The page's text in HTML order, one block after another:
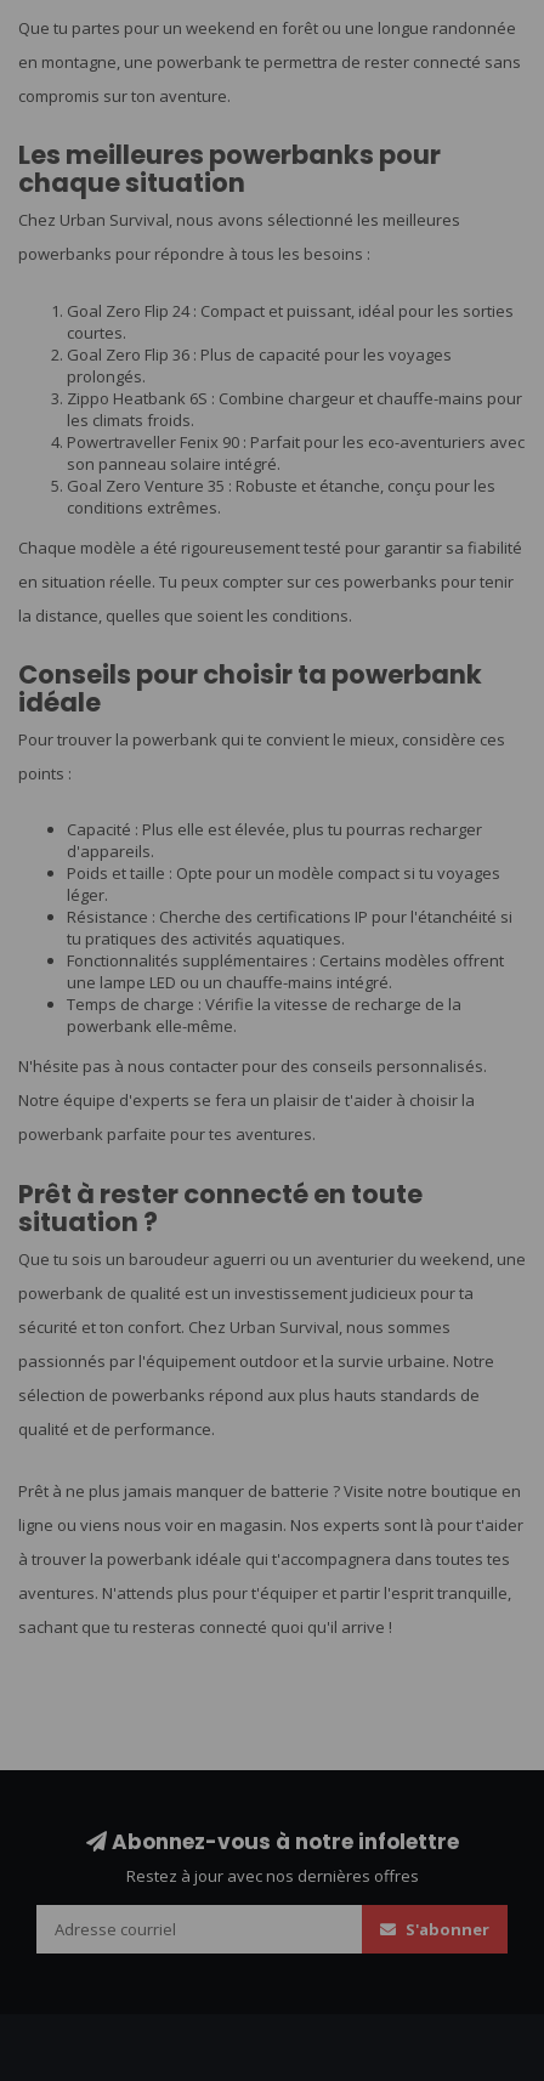
Que tu partes pour un weekend en forêt ou une longue randonnée
en montagne, une powerbank te permettra de rester connecté sans
compromis sur ton aventure.
Les meilleures powerbanks pour
chaque situation
Chez Urban Survival, nous avons sélectionné les meilleures
powerbanks pour répondre à tous les besoins :
Goal Zero Flip 24 : Compact et puissant, idéal pour les sorties
courtes.
Goal Zero Flip 36 : Plus de capacité pour les voyages
prolongés.
Zippo Heatbank 6S : Combine chargeur et chauffe-mains pour
les climats froids.
Powertraveller Fenix 90 : Parfait pour les eco-aventuriers avec
son panneau solaire intégré.
Goal Zero Venture 35 : Robuste et étanche, conçu pour les
conditions extrêmes.
Chaque modèle a été rigoureusement testé pour garantir sa fiabilité
en situation réelle. Tu peux compter sur ces powerbanks pour tenir
la distance, quelles que soient les conditions.
Conseils pour choisir ta powerbank
idéale
Pour trouver la powerbank qui te convient le mieux, considère ces
points :
Capacité : Plus elle est élevée, plus tu pourras recharger
d'appareils.
Poids et taille : Opte pour un modèle compact si tu voyages
léger.
Résistance : Cherche des certifications IP pour l'étanchéité si
tu pratiques des activités aquatiques.
Fonctionnalités supplémentaires : Certains modèles offrent
une lampe LED ou un chauffe-mains intégré.
Temps de charge : Vérifie la vitesse de recharge de la
powerbank elle-même.
N'hésite pas à nous contacter pour des conseils personnalisés.
Notre équipe d'experts se fera un plaisir de t'aider à choisir la
powerbank parfaite pour tes aventures.
Prêt à rester connecté en toute
situation ?
Que tu sois un baroudeur aguerri ou un aventurier du weekend, une
powerbank de qualité est un investissement judicieux pour ta
sécurité et ton confort. Chez Urban Survival, nous sommes
passionnés par l'équipement outdoor et la survie urbaine. Notre
sélection de powerbanks répond aux plus hauts standards de
qualité et de performance.
Prêt à ne plus jamais manquer de batterie ? Visite notre boutique en
ligne ou viens nous voir en magasin. Nos experts sont là pour t'aider
à trouver la powerbank idéale qui t'accompagnera dans toutes tes
aventures. N'attends plus pour t'équiper et partir l'esprit tranquille,
sachant que tu resteras connecté quoi qu'il arrive !
Abonnez-vous à notre infolettre
Restez à jour avec nos dernières offres
S'abonner